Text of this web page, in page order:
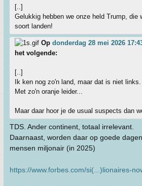
[..]
Gelukkig hebben we onze held Trump, die
soort landen!
Op donderdag 28 mei 2026
het volgende:
[..]
Ik ken nog zo'n land, maar dat is niet links.
Met zo'n oranje leider...
Maar daar hoor je de usual suspects dan
TDS. Ander continent, totaal irrelevant.
Daarnaast, worden daar op goede
mensen miljonair (in 2025)
https://www.forbes.com/si(...)lionaires-